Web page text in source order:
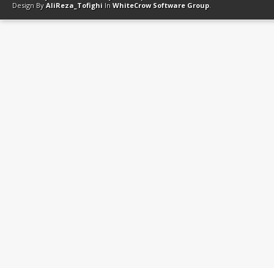
Design By AliReza_Tofighi In WhiteCrow Software Group.